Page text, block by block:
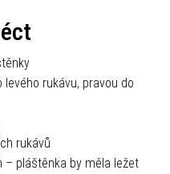
rukávu, pravou do
rukávů
– pláštěnka by měla ležet